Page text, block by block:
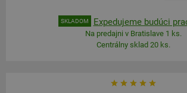
SKLADOM Expedujeme budúci
Na predajni v Bratislave 1 ks.
Centrálny sklad 20 ks.